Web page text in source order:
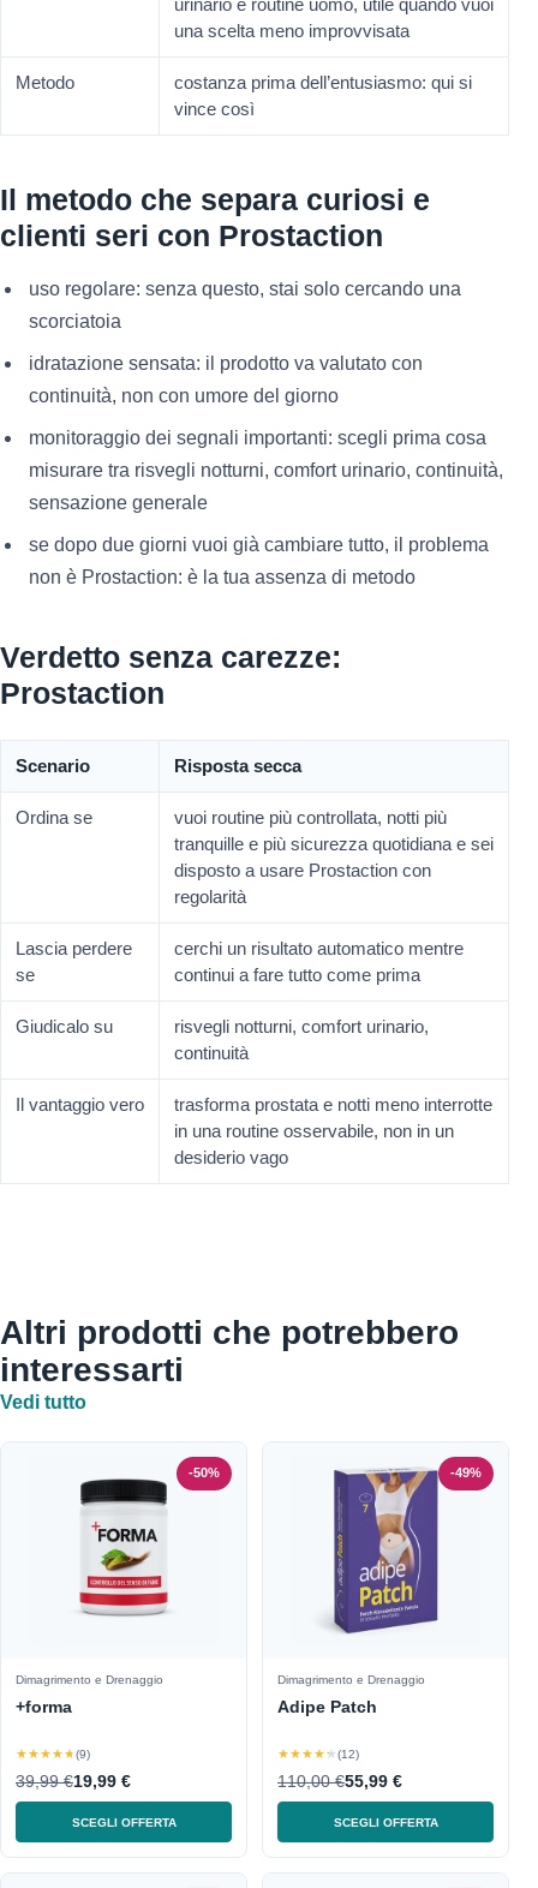
urinario e routine uomo, utile quando vuoi
una scelta meno improvvisata
Metodo
costanza prima dell’entusiasmo: qui si
vince così
Il metodo che separa curiosi e
clienti seri con Prostaction
uso regolare: senza questo, stai solo cercando una
scorciatoia
idratazione sensata: il prodotto va valutato con
continuità, non con umore del giorno
monitoraggio dei segnali importanti: scegli prima cosa
misurare tra risvegli notturni, comfort urinario, continuità,
sensazione generale
se dopo due giorni vuoi già cambiare tutto, il problema
non è Prostaction: è la tua assenza di metodo
Verdetto senza carezze:
Prostaction
Scenario Risposta secca
Ordina se
vuoi routine più controllata, notti più
tranquille e più sicurezza quotidiana e sei
disposto a usare Prostaction con
regolarità
Lascia perdere
se
cerchi un risultato automatico mentre
continui a fare tutto come prima
Giudicalo su
risvegli notturni, comfort urinario,
continuità
Il vantaggio vero
trasforma prostata e notti meno interrotte
in una routine osservabile, non in un
desiderio vago
Altri prodotti che potrebbero
interessarti
Vedi tutto
-50%
Dimagrimento e Drenaggio
+forma
★★★★★(9)
39,99 €19,99 €
SCEGLI OFFERTA
-49%
Dimagrimento e Drenaggio
Adipe Patch
★★★★★(12)
110,00 €55,99 €
SCEGLI OFFERTA